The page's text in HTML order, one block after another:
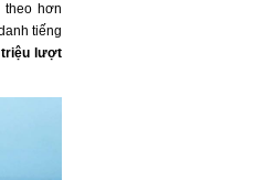
theo hơn
tiếng
lượt